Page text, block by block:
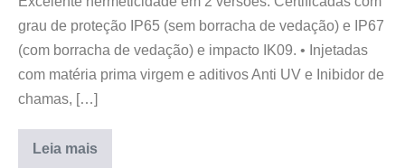
grau de proteção IP65 (sem borracha de vedação) e IP67
(com borracha de vedação) e impacto IK09. • Injetadas
com matéria prima virgem e aditivos Anti UV e Inibidor de
chamas, […]
Leia mais